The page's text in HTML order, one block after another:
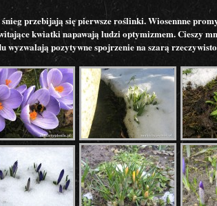
przebijają się pierwsze roślinki. Wiosennne
kwiatki napawają ludzi optymizmem. Cieszy
wyzwalają pozytywne spojrzenie na szarą